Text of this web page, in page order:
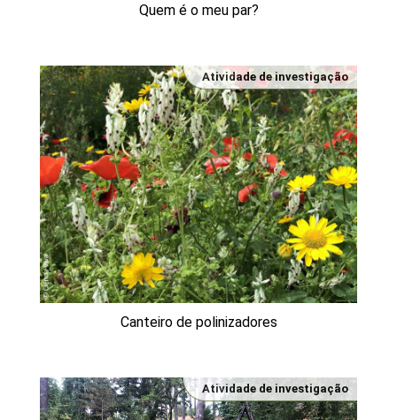
Quem é o meu par?
Canteiro de polinizadores
Atividade de investigação
Atividade de investigação